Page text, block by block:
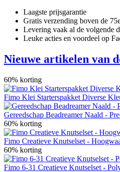
Laagste prijsgarantie
Gratis verzending boven de
Levering vaak al de volgende
Leuke acties en voordeel op
Nieuwe artikelen van
60% korting
Fimo Klei Starterspakket Diverse
Gereedschap Beadreamer Naald -
60% korting
Fimo Creatieve Knutselset -
60% korting
Fimo 6-31 Creatieve Knutselset -